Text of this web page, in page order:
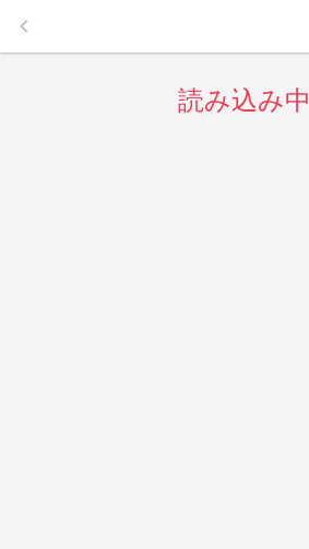
keyboard_arrow_left
読み込み中